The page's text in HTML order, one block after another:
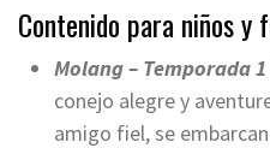
Contenido para niños y
Molang– Temporada 1
conejo alegre y
amigo fiel, se